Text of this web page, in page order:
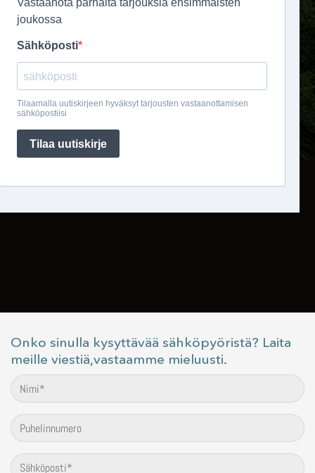
Onko sinulla kysyttävää sähköpyöristä? Laita
meille viestiä,vastaamme mieluusti.